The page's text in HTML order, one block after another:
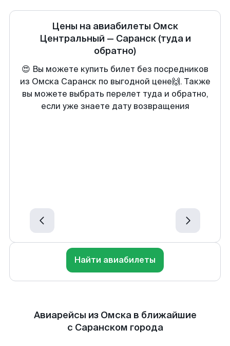
Цены на авиабилеты Омск
Центральный — Саранск (туда и
обратно)
😍 Вы можете купить билет без посредников
из Омска Саранск по выгодной цене🙌. Также
вы можете выбрать перелет туда и обратно,
если уже знаете дату возвращения
Найти авиабилеты
Авиарейсы из Омска в ближайшие
с Саранском города